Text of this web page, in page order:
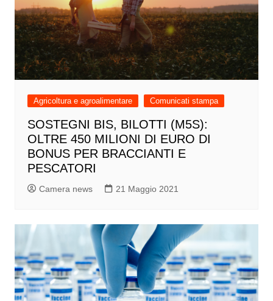
Agricoltura e agroalimentare Comunicati stampa
SOSTEGNI BIS, BILOTTI (M5S):
OLTRE 450 MILIONI DI EURO DI
BONUS PER BRACCIANTI E
PESCATORI
Camera news 21 Maggio 2021